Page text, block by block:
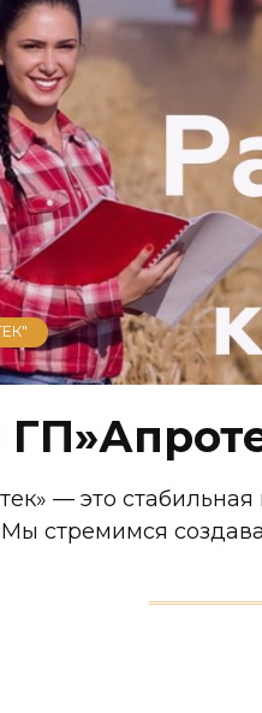
— это
стремимся